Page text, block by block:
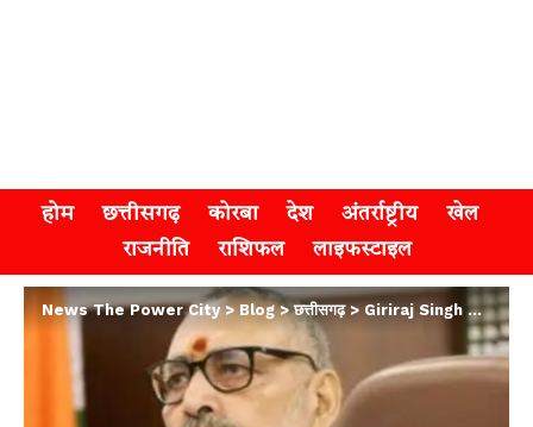
होम छत्तीसगढ़ कोरबा देश अंतर्राष्ट्रीय
खेल
राजनीति
राशिफल लाइफस्टाइल
News The Power City>Blog>छत्तीसगढ़>Giriraj Singh Raipur Visit : रायपुर दौरे पर केंद्रीय मंत्री गिरिराज सिंह, भाजपा कार्यकर्ताओं ने किया भव्य स्वागत